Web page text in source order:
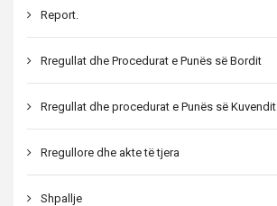
Report.
Rregullat dhe Procedurat e Punës së Bordit
Rregullat dhe procedurat e Punës së Kuvendit
Rregullore dhe akte të tjera
Shpallje